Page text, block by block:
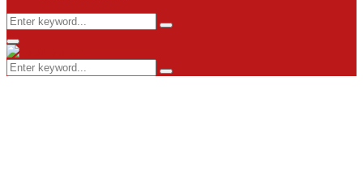
Search
for:
Search
Primary
Menu
Search
for:
Search